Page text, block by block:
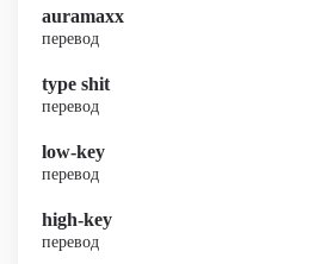
auramaxx
перевод
type shit
перевод
low-key
перевод
high-key
перевод